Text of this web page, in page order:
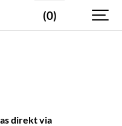
(0)
direkt via